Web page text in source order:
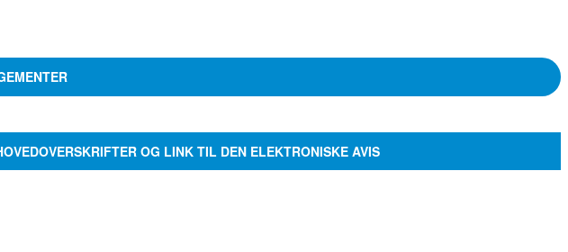
OG LINK TIL DEN ELEKTRONISKE AVIS